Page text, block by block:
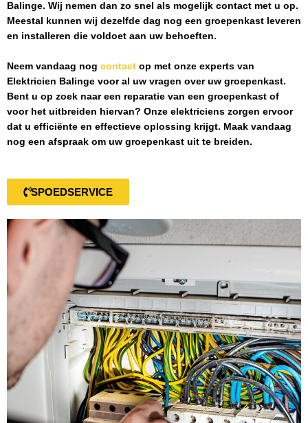
Balinge. Wij nemen dan zo snel als mogelijk contact met u op.
Meestal kunnen wij dezelfde dag nog een groepenkast leveren
en installeren die voldoet aan uw behoeften.
Neem vandaag nog contact op met onze experts van
Elektricien Balinge voor al uw vragen over uw groepenkast.
Bent u op zoek naar een reparatie van een groepenkast of
voor het uitbreiden hiervan? Onze elektriciens zorgen ervoor
dat u efficiënte en effectieve oplossing krijgt. Maak vandaag
nog een afspraak om uw groepenkast uit te breiden.
SPOEDSERVICE